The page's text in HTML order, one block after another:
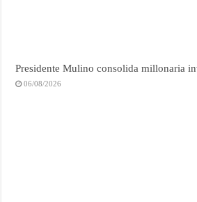
Presidente Mulino consolida millonaria
06/08/2026